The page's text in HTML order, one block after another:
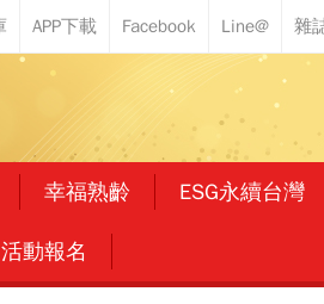
幸福熟齡 ESG永續台灣
活動報名